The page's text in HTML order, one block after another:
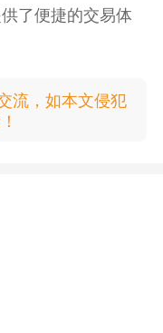
了便捷的交易体
流，如本文侵犯